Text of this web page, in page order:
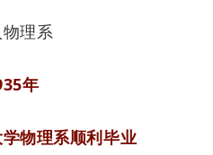
理系
年
物理系顺利毕业